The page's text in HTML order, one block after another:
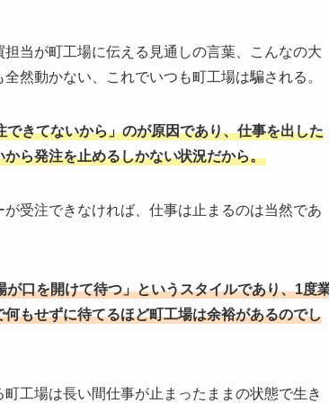
当が町工場に伝える見通しの言葉、こんなの大
然動かない、これでいつも町工場は騙される。
きてないから」のが原因であり、仕事を出した
ら発注を止めるしかない状況だから。
受注できなければ、仕事は止まるのは当然であ
口を開けて待つ」というスタイルであり、1度
もせずに待てるほど町工場は余裕があるのでし
工場は長い間仕事が止まったままの状態で生き